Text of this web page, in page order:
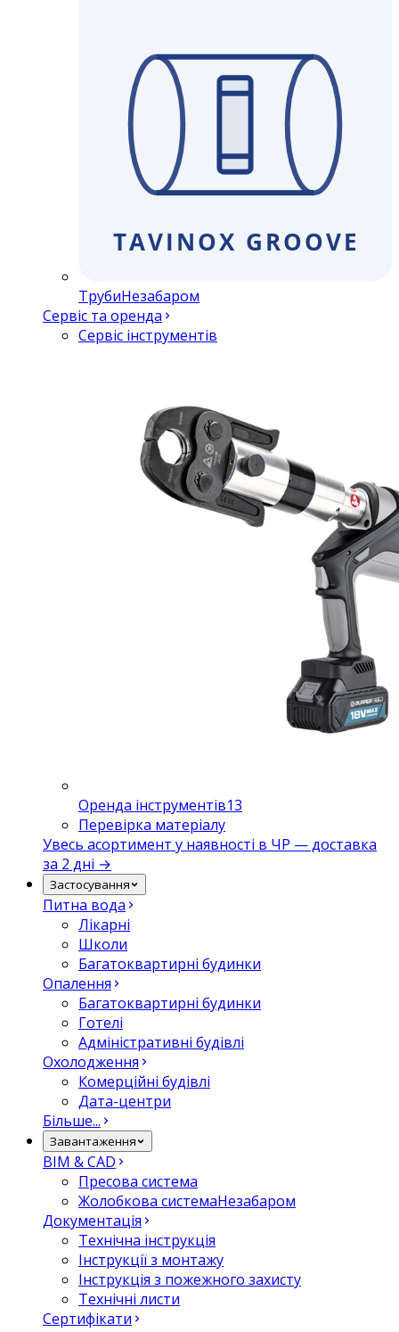
ТрубиНезабаром
Сервіс та оренда
Сервіс інструментів
Оренда інструментів13
Перевірка матеріалу
Увесь асортимент у наявності в ЧР — доставка
за 2 дні →
Застосування
Питна вода
Лікарні
Школи
Багатоквартирні будинки
Опалення
Багатоквартирні будинки
Готелі
Адміністративні будівлі
Охолодження
Комерційні будівлі
Дата-центри
Більше...
Завантаження
BIM & CAD
Пресова система
Жолобкова системаНезабаром
Документація
Технічна інструкція
Інструкції з монтажу
Інструкція з пожежного захисту
Технічні листи
Сертифікати